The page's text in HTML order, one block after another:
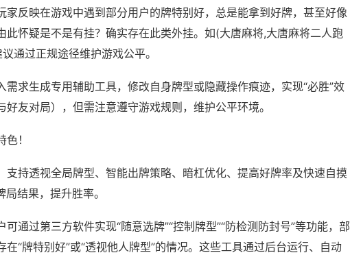
家反映在游戏中遇到部分用户的牌特别好，总是能拿到好牌，甚至好像
此怀疑是不是有挂？确实存在此类外挂。如(大唐麻将,大唐麻将二人跑
通过正规途径维护游戏公平。
需求生成专用辅助工具，修改自身牌型或隐藏操作痕迹，实现“必胜”效
友对局），但需注意遵守游戏规则，维护公平环境。
！
支持透视全局牌型、智能出牌策略、暗杠优化、提高好牌率及快速自摸
结果，提升胜率。
通过第三方软件实现“随意选牌”“控制牌型”“防检测防封号”等功能，部
“牌特别好”或“透视他人牌型”的情况。这些工具通过后台运行、自动